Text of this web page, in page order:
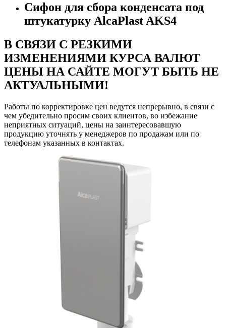
Сифон для сбора конденсата под
штукатурку AlcaPlast AKS4
В СВЯЗИ С РЕЗКИМИ
ИЗМЕНЕНИЯМИ КУРСА ВАЛЮТ
ЦЕНЫ НА САЙТЕ МОГУТ БЫТЬ НЕ
АКТУАЛЬНЫМИ!
Работы по корректировке цен ведутся непрерывно, в связи с
чем убедительно просим своих клиентов, во избежание
неприятных ситуаций, цены на заинтересовавшую
продукцию уточнять у менеджеров по продажам или по
телефонам указанных в контактах.